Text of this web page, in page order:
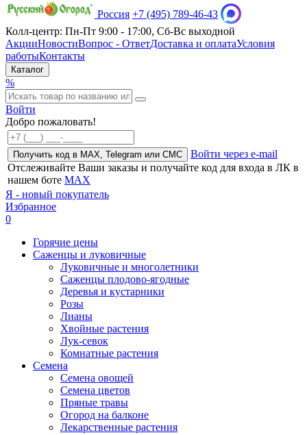
Россия +7 (495) 789-46-43
Колл-центр: Пн-Пт 9:00 - 17:00, Сб-Вс выходной
АкцииНовостиВопрос - ОтветДоставка и оплатаУсловия
работыКонтакты
Каталог
%
Войти
Добро пожаловать!
Получить код в MAX, Telegram или СМС
Войти через e-mail
Отслеживайте Ваши заказы и получайте код для входа в ЛК в
нашем боте MAX
Я - новый покупатель
Избранное
0
Горячие цены
Саженцы и луковичные
Луковичные и многолетники
Саженцы плодово-ягодные
Деревья и кустарники
Розы
Лианы
Хвойные растения
Лук-севок
Комнатные растения
Семена
Семена овощей
Семена цветов
Пряные травы
Огород на балконе
Лекарственные растения